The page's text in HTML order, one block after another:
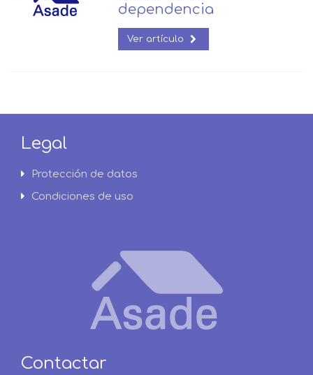
dependencia
Ver artículo
Legal
Protección de datos
Condiciones de uso
Contactar